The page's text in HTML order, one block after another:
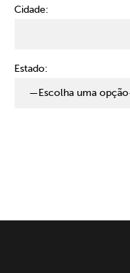
Cidade:
Estado: